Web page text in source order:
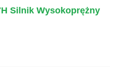
Silnik Wysokoprężny